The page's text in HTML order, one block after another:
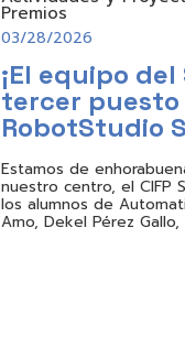
Premios
03/28/2026
¡El equipo
tercer puesto
RobotStudio
Estamos de
nuestro centro, el CIFP
los alumnos de
Amo, Dekel Pérez Gallo,